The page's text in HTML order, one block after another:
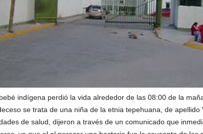
indígena perdió la vida alrededor de las 08:00 de la
se trata de una niña de la etnia tepehuana, de
de salud, dijeron a través de un comunicado que